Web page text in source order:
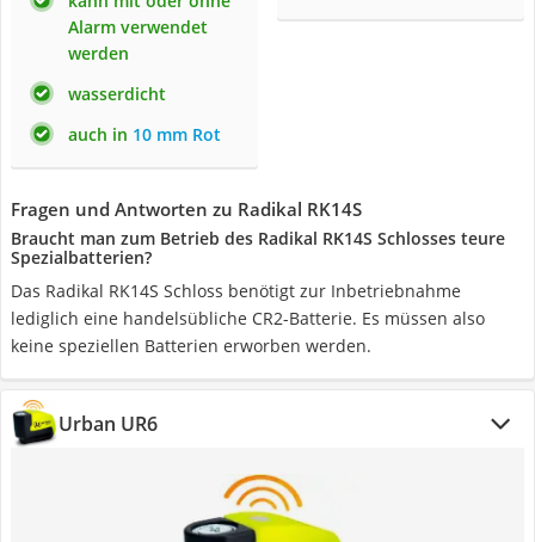
Alarm verwendet
werden
wasserdicht
auch in 10 mm Rot
Fragen und Antworten zu Radikal RK14S
Braucht man zum Betrieb des Radikal RK14S Schlosses teure
Spezialbatterien?
Das Radikal RK14S Schloss benötigt zur Inbetriebnahme
lediglich eine handelsübliche CR2-Batterie. Es müssen also
keine speziellen Batterien erworben werden.
Urban UR6